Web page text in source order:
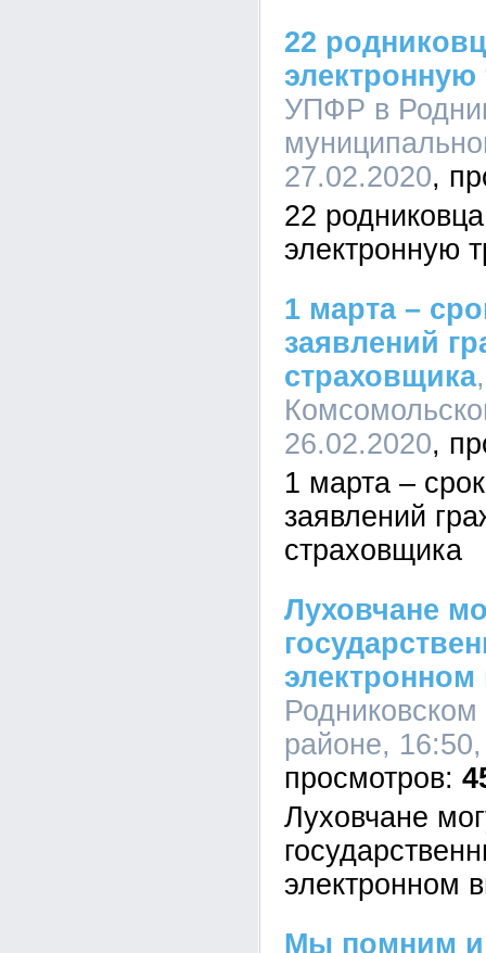
22
УПФР в
27.02.2020
22
электронную
1 марта –
заявлений
страховщика
26.02.2020
1 марта –
заявлений
страховщика
Луховчане
электронном
районе,
Луховчане
электронном
Мы помним и